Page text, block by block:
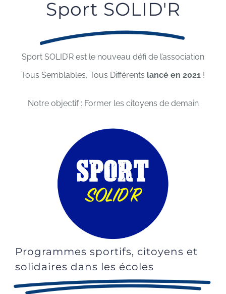
Sport SOLID'R
Sport SOLID’R est le nouveau défi de l’association
Tous Semblables, Tous Différents lancé en 2021 !
Notre objectif : Former les citoyens de demain
Programmes sportifs, citoyens et
solidaires dans les écoles